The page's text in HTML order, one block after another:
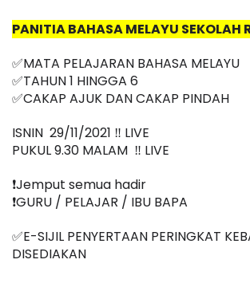
PANITIA BAHASA MELAYU SEKOLAH
✅MATA PELAJARAN BAHASA MELAYU
✅TAHUN 1 HINGGA 6
✅CAKAP AJUK DAN CAKAP PINDAH
ISNIN  29/11/2021 ‼️ LIVE
PUKUL 9.30 MALAM  ‼️ LIVE
❗️Jemput semua hadir
❗️GURU / PELAJAR / IBU BAPA
✅E-SIJIL PENYERTAAN PERINGKAT
DISEDIAKAN